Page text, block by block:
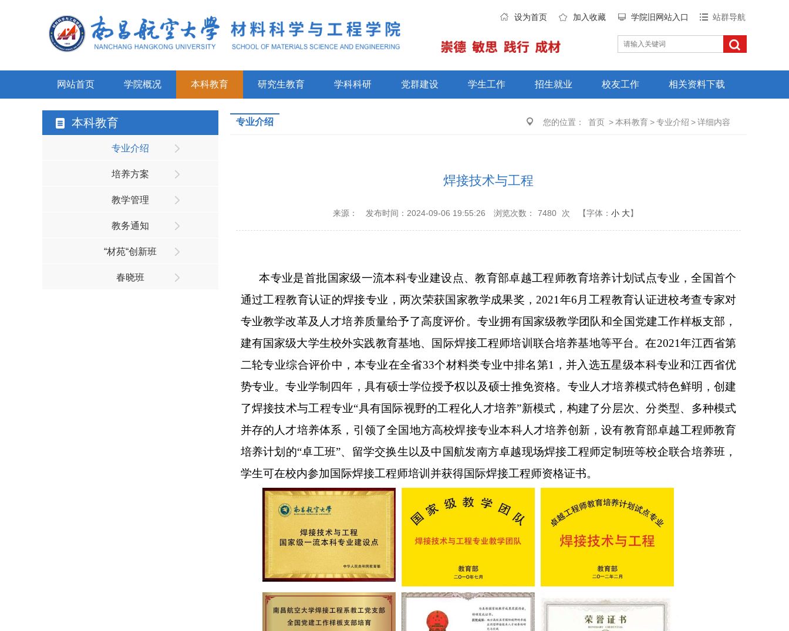
设为首页 加入收藏 学院旧网站入口 站群导航
网站首页 学院概况 本科教育 研究生教育 学科科研 党群建设 学生工作 招生就业 校友工作 相关资料下载
本科教育
专业介绍
培养方案
教学管理
教务通知
“材苑“创新班
春晓班
您的位置： 首页 >本科教育>专业介绍 >详细内容
专业介绍
焊接技术与工程
来源： 发布时间：2024-09-06 19:55:26 浏览次数： 7480 次 【字体： 小 大】
本专业是首批国家级一流本科专业建设点、教育部卓越工程师教育培养计划试点专业，全国首个
通过工程教育认证的焊接专业，两次荣获国家教学成果奖，2021年6月工程教育认证进校考查专家对
专业教学改革及人才培养质量给予了高度评价。专业拥有国家级教学团队和全国党建工作样板支部，
建有国家级大学生校外实践教育基地、国际焊接工程师培训联合培养基地等平台。在2021年江西省第
二轮专业综合评价中，本专业在全省33个材料类专业中排名第1，并入选五星级本科专业和江西省优
势专业。专业学制四年，具有硕士学位授予权以及硕士推免资格。专业人才培养模式特色鲜明，创建
了焊接技术与工程专业“具有国际视野的工程化人才培养”新模式，构建了分层次、分类型、多种模式
并存的人才培养体系，引领了全国地方高校焊接专业本科人才培养创新，设有教育部卓越工程师教育
培养计划的“卓工班”、留学交换生以及中国航发南方卓越现场焊接工程师定制班等校企联合培养班，
学生可在校内参加国际焊接工程师培训并获得国际焊接工程师资格证书。